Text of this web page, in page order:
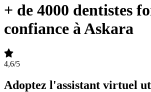
+ de 4000 dentistes
confiance à Askara
4,6/5
Adoptez l'assistant virtuel